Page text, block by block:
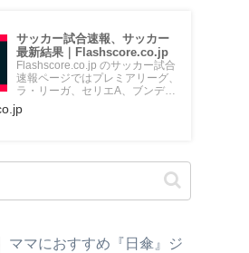
サッカー試合速報、サッカー
最新結果｜Flashscore.co.jp
Flashscore.co.jp のサッカー試合
速報ページではプレミアリーグ、
ラ・リーガ、セリエA、ブンデス
ママにおすすめ『日傘』ジ